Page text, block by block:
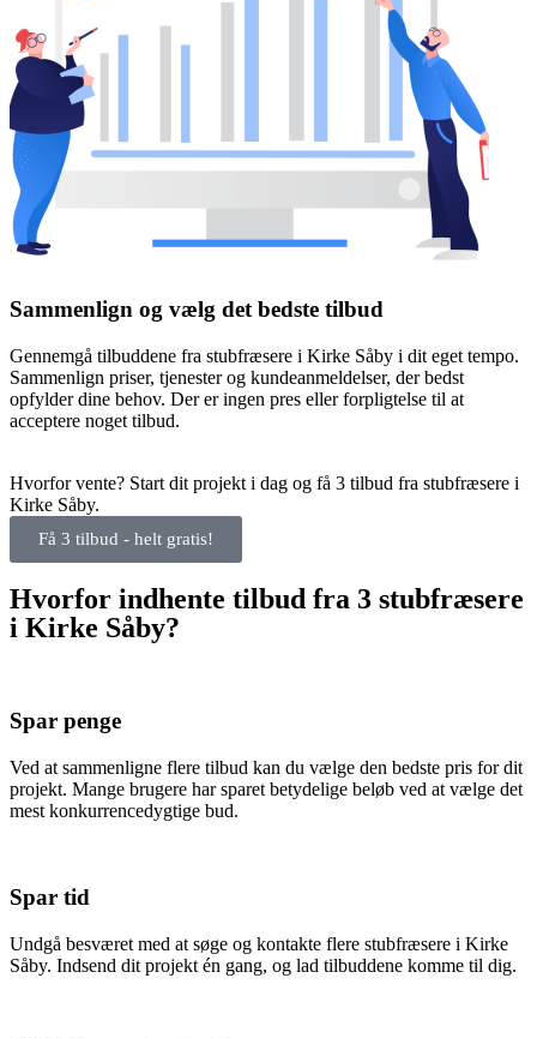
Sammenlign og vælg det bedste tilbud
Gennemgå tilbuddene fra stubfræsere i Kirke Såby i dit eget tempo.
Sammenlign priser, tjenester og kundeanmeldelser, der bedst
opfylder dine behov. Der er ingen pres eller forpligtelse til at
acceptere noget tilbud.
Hvorfor vente? Start dit projekt i dag og få 3 tilbud fra stubfræsere i
Kirke Såby.
Få 3 tilbud - helt gratis!
Hvorfor indhente tilbud fra 3 stubfræsere
i Kirke Såby?
Spar penge
Ved at sammenligne flere tilbud kan du vælge den bedste pris for dit
projekt. Mange brugere har sparet betydelige beløb ved at vælge det
mest konkurrencedygtige bud.
Spar tid
Undgå besværet med at søge og kontakte flere stubfræsere i Kirke
Såby. Indsend dit projekt én gang, og lad tilbuddene komme til dig.